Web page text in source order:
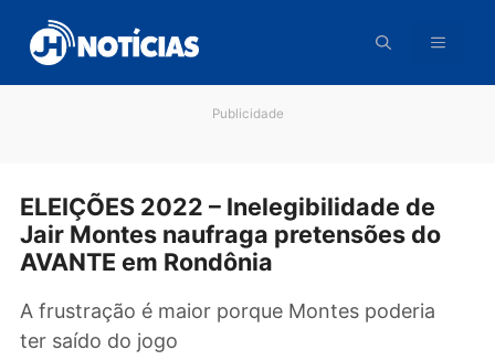
para
conteúdo
ELEIÇÕES 2022 – Inelegibilidade de
Jair Montes naufraga pretensões do
A frustração é maior porque Montes poderia